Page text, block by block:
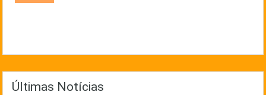
Últimas Notícias